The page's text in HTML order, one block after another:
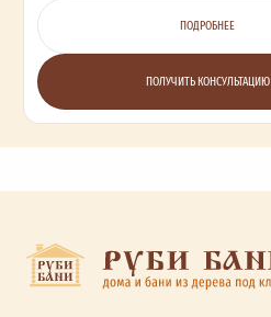
ПОДРОБНЕЕ
ПОЛУЧИТЬ КОНСУЛЬТАЦИЮ